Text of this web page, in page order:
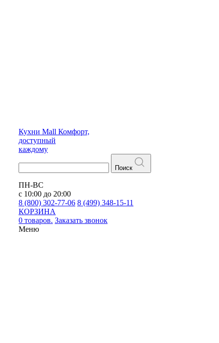
Кухни Mall Комфорт,
доступный
каждому
Поиск
ПН-ВС
с 10:00 до 20:00
8 (800) 302-77-06 8 (499) 348-15-11
КОРЗИНА
0 товаров. Заказать звонок
Меню